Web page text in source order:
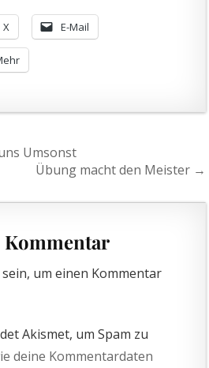
X E-Mail
Umsonst
Übung macht den Meister →
Kommentar
sein, um einen Kommentar
Akismet, um Spam zu
deine Kommentardaten